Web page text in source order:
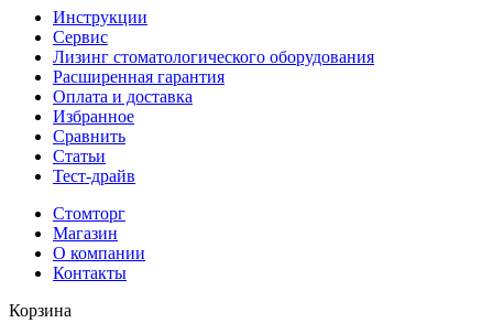
Инструкции
Сервис
Лизинг стоматологического оборудования
Расширенная гарантия
Оплата и доставка
Избранное
Сравнить
Статьи
Тест-драйв
Стомторг
Магазин
О компании
Контакты
Корзина